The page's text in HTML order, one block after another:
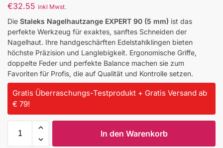
€32.55 inkl Mwst.
Die Staleks Nagelhautzange EXPERT 90 (5 mm) ist das
perfekte Werkzeug für exaktes, sanftes Schneiden der
Nagelhaut. Ihre handgeschärften Edelstahlklingen bieten
höchste Präzision und Langlebigkeit. Ergonomische Griffe,
doppelte Feder und perfekte Balance machen sie zum
Favoriten für Profis, die auf Qualität und Kontrolle setzen.
Gratis Überraschungs-Testprodukt + Gratis Versand ab
€ 79!
In den Warenkorb